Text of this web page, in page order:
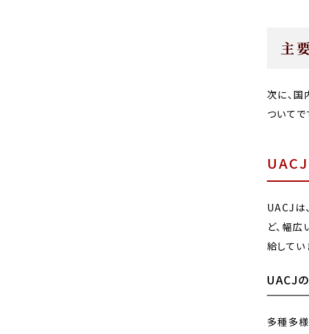
主
次に、
ついてで
UACJ
UACJは
ど、幅
給してい
UACJ
多種多